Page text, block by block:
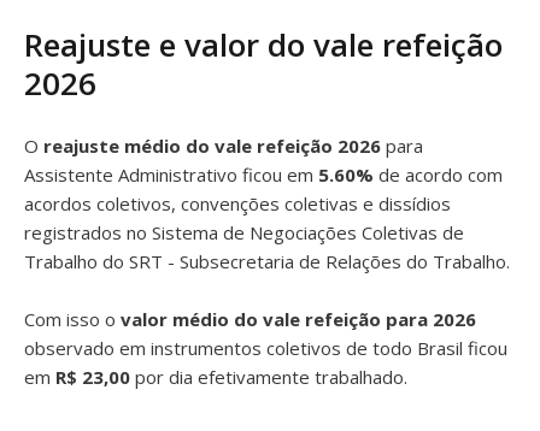
Reajuste e valor do vale refeição
2026
O reajuste médio do vale refeição 2026 para
Assistente Administrativo ficou em 5.60% de acordo com
acordos coletivos, convenções coletivas e dissídios
registrados no Sistema de Negociações Coletivas de
Trabalho do SRT - Subsecretaria de Relações do Trabalho.
Com isso o valor médio do vale refeição para 2026
observado em instrumentos coletivos de todo Brasil ficou
em R$ 23,00 por dia efetivamente trabalhado.